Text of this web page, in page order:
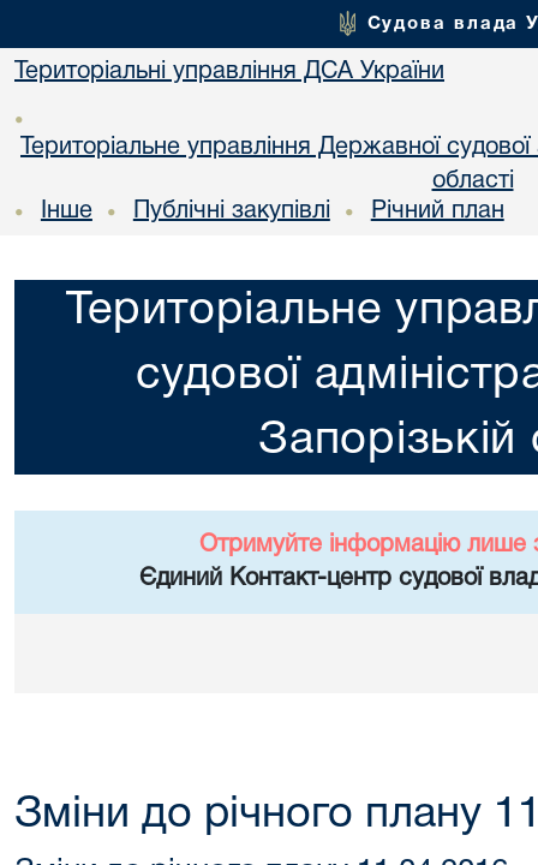
Судова влада
Територіальні управління ДСА України
•
Територіальне управління Державної судової
області
• Інше • Публічні закупівлі • Річний план
Територіальне
судової
Запорізькій
Отримуйте інформацію лише
Єдиний Контакт-центр судової
Зміни до річного плану